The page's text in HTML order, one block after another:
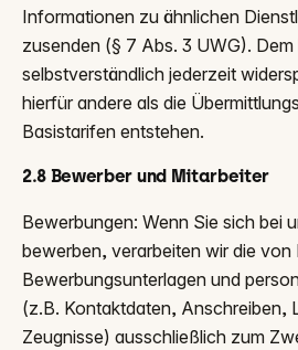
Informationen zu ähnlichen
zusenden (§ 7 Abs. 3 UWG).
selbstverständlich jederzeit
hierfür andere als die
Basistarifen entstehen.
2.8 Bewerber und Mitarbeiter
Bewerbungen: Wenn Sie sich bei
bewerben, verarbeiten wir die von
Bewerbungsunterlagen und
(z.B. Kontakt­daten, Anschreiben,
Zeugnisse) ausschließlich zum